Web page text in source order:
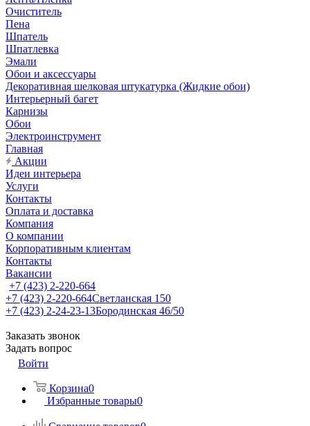
Очиститель
Пена
Шпатель
Шпатлевка
Эмали
Обои и аксессуары
Декоративная шелковая штукатурка (Жидкие обои)
Интерьерный багет
Карнизы
Обои
Электроинструмент
Главная
Акции
Идеи интерьера
Услуги
Контакты
Оплата и доставка
Компания
О компании
Корпоративным клиентам
Контакты
Вакансии
+7 (423) 2-220-664
+7 (423) 2-220-664Светланская 150
+7 (423) 2-24-23-13Бородинская 46/50
Заказать звонок
Задать вопрос
Войти
Корзина0
Избранные товары0